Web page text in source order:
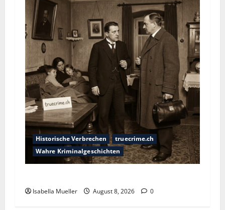
Historische Verbrechen
truecrime.ch
Wahre Kriminalgeschichten
Isabella Mueller August 8, 2026 0